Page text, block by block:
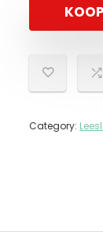
Category: